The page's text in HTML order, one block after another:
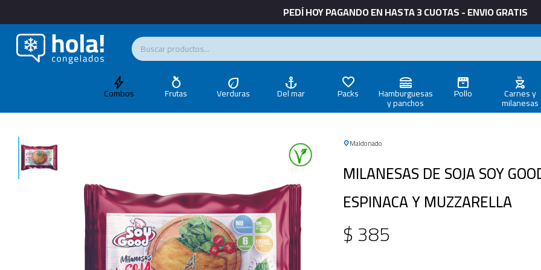
PEDÍ HOY PAGANDO EN HASTA 3 CUOTAS - ENVIO GRATIS
Combos Frutas Verduras Del mar Packs Hamburguesas
y panchos
Pollo Carnes y
milanesas
Maldonado
MILANESAS DE SOJA SOY
ESPINACA Y MUZZARELLA
$385